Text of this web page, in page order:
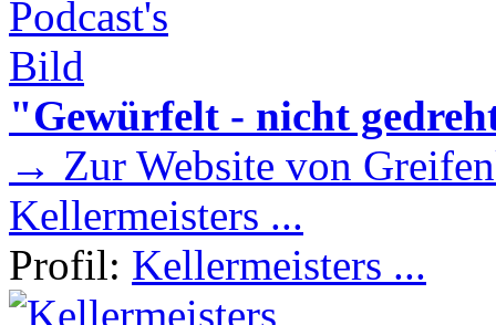
"Gewürfelt - nicht
→ Zur Website von
Kellermeisters ...
Profil: Kellermeisters ...